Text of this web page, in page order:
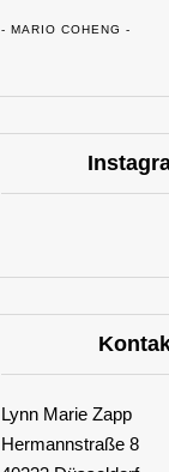
- MARIO COHENG -
Lynn Marie Zapp
Hermannstraße 8